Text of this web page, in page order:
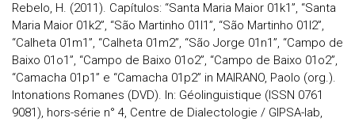
Rebelo, H. (2011). Capítulos: “Santa Maria Maior 01k1”, “Santa
Maria Maior 01k2”, “São Martinho 01l1”, “São Martinho 01l2”,
“Calheta 01m1”, “Calheta 01m2”, “São Jorge 01n1”, “Campo de
Baixo 01o1”, “Campo de Baixo 01o2”, “Campo de Baixo 01o2”,
“Camacha 01p1” e “Camacha 01p2” in MAIRANO, Paolo (org.).
Intonations Romanes (DVD). In: Géolinguistique (ISSN 0761
9081), hors-série n° 4, Centre de Dialectologie / GIPSA-lab,